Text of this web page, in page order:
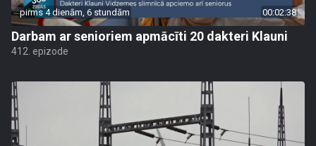
pirms 4 dienām, 6 stundām 00:02:38
Darbam ar senioriem apmācīti 20 dakteri Klauni
412. epizode